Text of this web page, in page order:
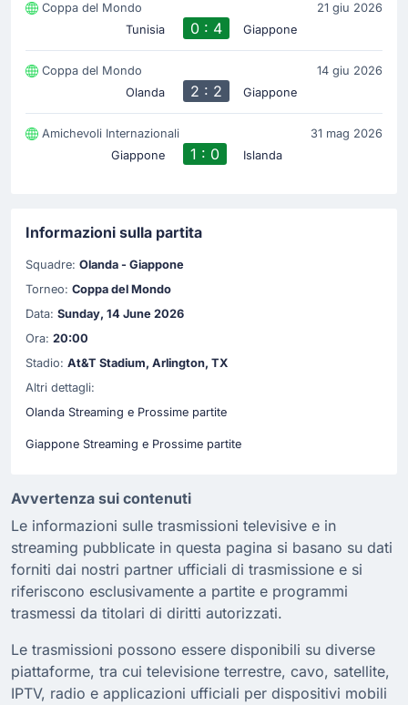
Coppa del Mondo
21 giu 2026
Tunisia
0 : 4 Giappone
Coppa del Mondo
14 giu 2026
Olanda
2 : 2 Giappone
Amichevoli Internazionali
31 mag 2026
Giappone
1 : 0 Islanda
Informazioni sulla partita
Squadre: Olanda - Giappone
Torneo: Coppa del Mondo
Data: Sunday, 14 June 2026
Ora: 20:00
Stadio: At&T Stadium, Arlington, TX
Altri dettagli:
Olanda Streaming e Prossime partite
Giappone Streaming e Prossime partite
Avvertenza sui contenuti
Le informazioni sulle trasmissioni televisive e in
streaming pubblicate in questa pagina si basano su dati
forniti dai nostri partner ufficiali di trasmissione e si
riferiscono esclusivamente a partite e programmi
trasmessi da titolari di diritti autorizzati.
Le trasmissioni possono essere disponibili su diverse
piattaforme, tra cui televisione terrestre, cavo, satellite,
IPTV, radio e applicazioni ufficiali per dispositivi mobili